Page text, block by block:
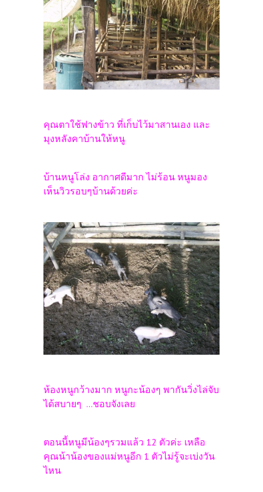
คุณตาใช้ฟางข้าว ที่เก็บไว้มาสานเอง และ
มุงหลังคาบ้านให้หนู
บ้านหนูโล่ง อากาศดีมาก ไม่ร้อน หนูมอง
เห็นวิวรอบๆบ้านด้วยค่ะ
ห้องหนูกว้างมาก หนูกะน้องๆ พากันวิ่งไล่จับ
ได้สบายๆ ...ชอบจังเลย
ตอนนี้หนูมีน้องๆรวมแล้ว 12 ตัวค่ะ เหลือ
คุณน้าน้องของแม่หนูอีก 1 ตัวไม่รู้จะเบ่งวัน
ไหน